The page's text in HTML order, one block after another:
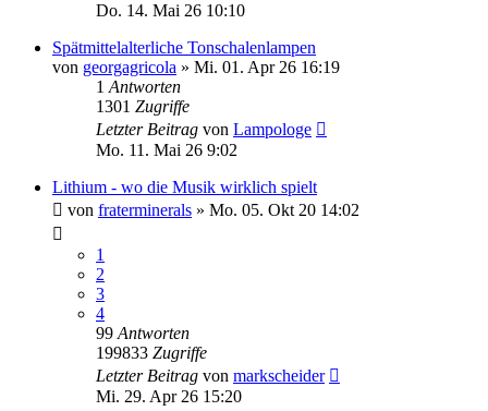
Do. 14. Mai 26 10:10
Spätmittelalterliche Tonschalenlampen
von georgagricola » Mi. 01. Apr 26 16:19
1 Antworten
1301 Zugriffe
Letzter Beitrag von Lampologe
Mo. 11. Mai 26 9:02
Lithium - wo die Musik wirklich spielt
von fraterminerals » Mo. 05. Okt 20 14:02
1
2
3
4
99 Antworten
199833 Zugriffe
Letzter Beitrag von markscheider
Mi. 29. Apr 26 15:20